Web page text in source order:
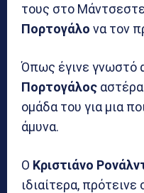
τους στο
Πορτογάλο να τον
Όπως έγινε γνωστό
Πορτογάλος
ομάδα του για μια
άμυνα.
Ο Κριστιάνο
ιδιαίτερα, πρότεινε